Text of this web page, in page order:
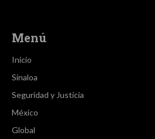
Menú
Inicio
Sinaloa
Seguridad y Justicia
México
Global